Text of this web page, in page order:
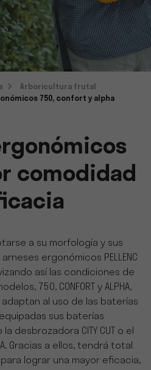
Arboricultura frutal
750, confort y alpha
comodidad
a su morfología y sus
arneses ergonómicos PELLENC
así las condiciones de
750, CONFORT y ALPHA,
al uso de las baterías
sus baterías
la desbrozadora CITY CUT o el
Gracias a ellos, tendrá total
lograr una mayor eficacia,